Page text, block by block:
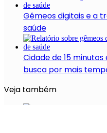
Gêmeos digitais e a
saúde
Cidade de 15
busca por mais
Veja também